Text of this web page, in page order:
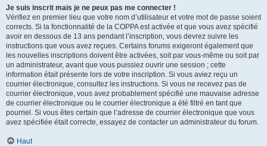
Je suis inscrit mais je ne peux pas me connecter !
Vérifiez en premier lieu que votre nom d’utilisateur et votre mot de passe soient
corrects. Si la fonctionnalité de la COPPA est activée et que vous avez spécifié
avoir en dessous de 13 ans pendant l’inscription, vous devrez suivre les
instructions que vous avez reçues. Certains forums exigeront également que
les nouvelles inscriptions doivent être activées, soit par vous-même ou soit par
un administrateur, avant que vous puissiez ouvrir une session ; cette
information était présente lors de votre inscription. Si vous aviez reçu un
courrier électronique, consultez les instructions. Si vous ne recevez pas de
courrier électronique, vous avez probablement spécifié une mauvaise adresse
de courrier électronique ou le courrier électronique a été filtré en tant que
pourriel. Si vous êtes certain que l’adresse de courrier électronique que vous
avez spécifiée était correcte, essayez de contacter un administrateur du forum.
Haut